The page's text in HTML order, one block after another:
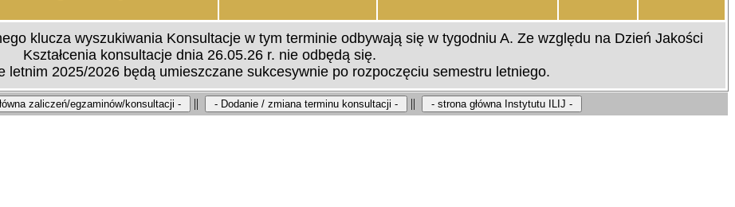
klucza wyszukiwania Konsultacje w tym terminie odbywają się w tygodniu A. Ze względu na Dzień Jakości
Kształcenia konsultacje dnia 26.05.26 r. nie odbędą się.
letnim 2025/2026 będą umieszczane sukcesywnie po rozpoczęciu semestru letniego.
|| ||